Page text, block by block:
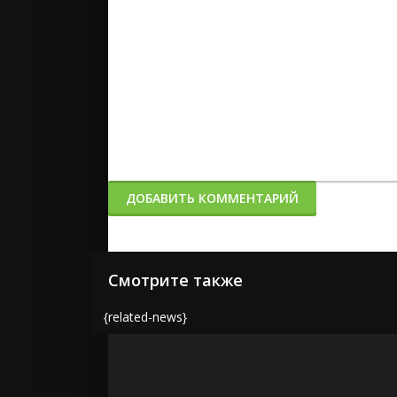
ДОБАВИТЬ КОММЕНТАРИЙ
Смотрите также
{related-news}